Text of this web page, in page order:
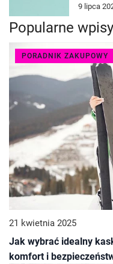
9 lipca
Popularne wpisy
PORADNIK ZAKUPOWY
21 kwietnia 2025
Jak wybrać idealny
komfort i